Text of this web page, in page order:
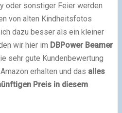
oder sonstiger Feier werden
von alten Kindheitsfotos
dazu besser als ein kleiner
wir hier im DBPower Beamer
sehr gute Kundenbewertung
erhalten und das alles
Preis in diesem